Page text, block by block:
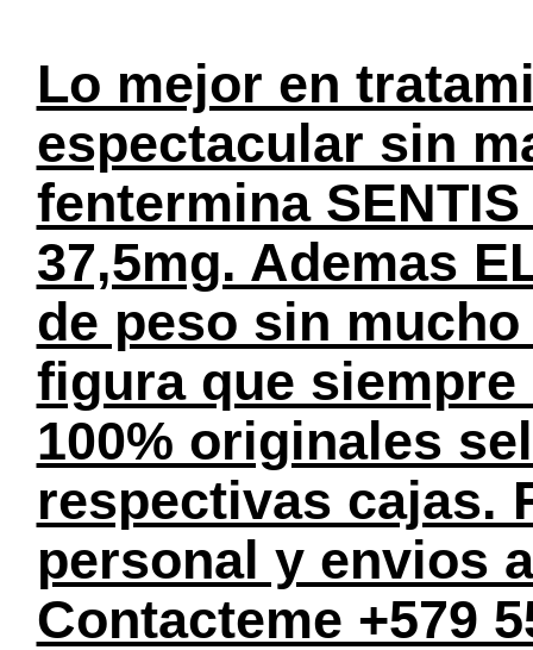
Lo mejor en
espectacular sin
fentermina
37,5mg. Ademas
de peso sin
figura que
100% originales
respectivas cajas.
personal y envios
Contacteme +579